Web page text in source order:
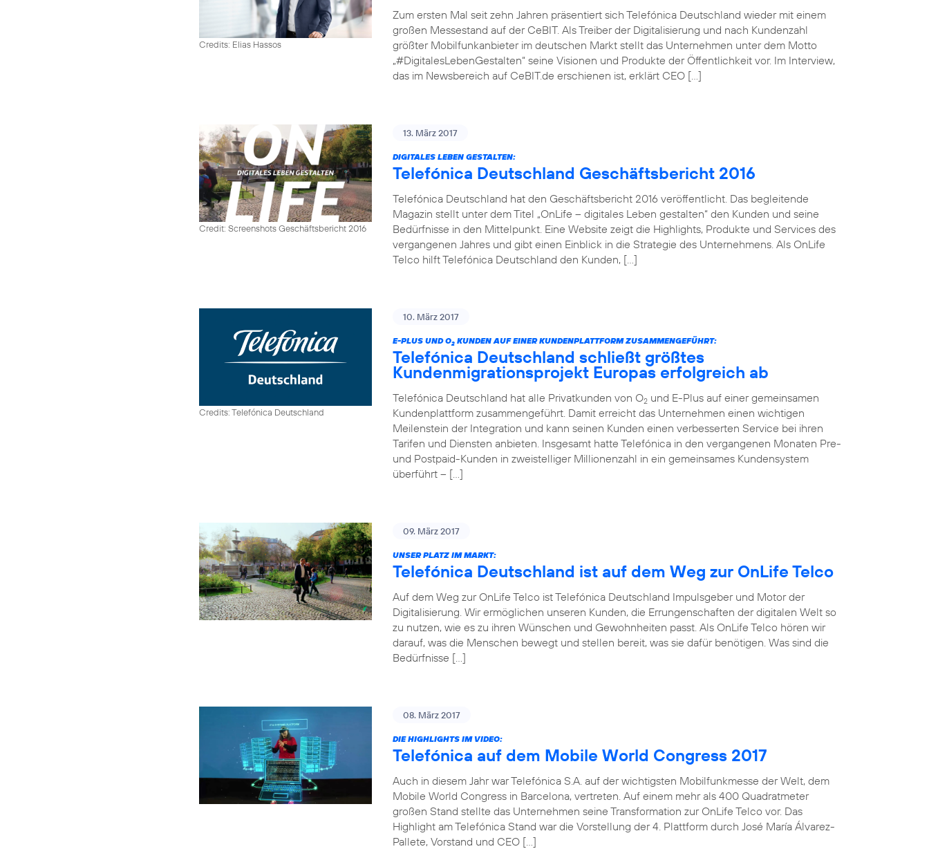
Credits: Elias Hassos
Zum ersten Mal seit zehn Jahren präsentiert sich Telefónica Deutschland wieder mit einem
großen Messestand auf der CeBIT. Als Treiber der Digitalisierung und nach Kundenzahl
größter Mobilfunkanbieter im deutschen Markt stellt das Unternehmen unter dem Motto
„#DigitalesLebenGestalten“ seine Visionen und Produkte der Öffentlichkeit vor. Im Interview,
das im Newsbereich auf CeBIT.de erschienen ist, erklärt CEO […]
Credit: Screenshots Geschäftsbericht 2016
13. März 2017
DIGITALES LEBEN GESTALTEN:
Telefónica Deutschland Geschäftsbericht 2016
Telefónica Deutschland hat den Geschäftsbericht 2016 veröffentlicht. Das begleitende
Magazin stellt unter dem Titel „OnLife – digitales Leben gestalten“ den Kunden und seine
Bedürfnisse in den Mittelpunkt. Eine Website zeigt die Highlights, Produkte und Services des
vergangenen Jahres und gibt einen Einblick in die Strategie des Unternehmens. Als OnLife
Telco hilft Telefónica Deutschland den Kunden, […]
Credits: Telefónica Deutschland
10. März 2017
E-PLUS UND O2 KUNDEN AUF EINER KUNDENPLATTFORM ZUSAMMENGEFÜHRT:
Telefónica Deutschland schließt größtes
Kundenmigrationsprojekt Europas erfolgreich ab
Telefónica Deutschland hat alle Privatkunden von O2 und E-Plus auf einer gemeinsamen
Kundenplattform zusammengeführt. Damit erreicht das Unternehmen einen wichtigen
Meilenstein der Integration und kann seinen Kunden einen verbesserten Service bei ihren
Tarifen und Diensten anbieten. Insgesamt hatte Telefónica in den vergangenen Monaten Pre-
und Postpaid-Kunden in zweistelliger Millionenzahl in ein gemeinsames Kundensystem
überführt – […]
09. März 2017
UNSER PLATZ IM MARKT:
Telefónica Deutschland ist auf dem Weg zur OnLife Telco
Auf dem Weg zur OnLife Telco ist Telefónica Deutschland Impulsgeber und Motor der
Digitalisierung. Wir ermöglichen unseren Kunden, die Errungenschaften der digitalen Welt so
zu nutzen, wie es zu ihren Wünschen und Gewohnheiten passt. Als OnLife Telco hören wir
darauf, was die Menschen bewegt und stellen bereit, was sie dafür benötigen. Was sind die
Bedürfnisse […]
08. März 2017
DIE HIGHLIGHTS IM VIDEO:
Telefónica auf dem Mobile World Congress 2017
Auch in diesem Jahr war Telefónica S.A. auf der wichtigsten Mobilfunkmesse der Welt, dem
Mobile World Congress in Barcelona, vertreten. Auf einem mehr als 400 Quadratmeter
großen Stand stellte das Unternehmen seine Transformation zur OnLife Telco vor. Das
Highlight am Telefónica Stand war die Vorstellung der 4. Plattform durch José María Álvarez-
Pallete, Vorstand und CEO […]